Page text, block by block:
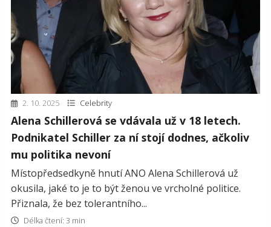
2. 10. 2025 Celebrity
Alena Schillerová se vdávala už v 18 letech.
Podnikatel Schiller za ní stojí dodnes, ačkoliv
mu politika nevoní
Místopředsedkyně hnutí ANO Alena Schillerová už
okusila, jaké to je to být ženou ve vrcholné politice.
Přiznala, že bez tolerantního...
Délka čtení: 3 min